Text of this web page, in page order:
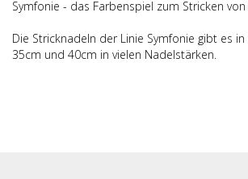
Symfonie - das Farbenspiel zum Stricken von
Die Stricknadeln der Linie Symfonie gibt es
35cm und 40cm in vielen Nadelstärken.